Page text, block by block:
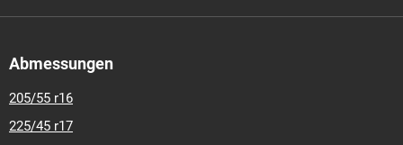
Abmessungen
205/55 r16
225/45 r17